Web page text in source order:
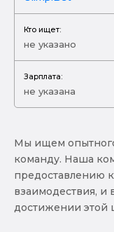
Кто ищет:
не указано
Зарплата:
не указана
Мы ищем
команду. Наша
предоставлению
взаимодествия, и
достижении этой